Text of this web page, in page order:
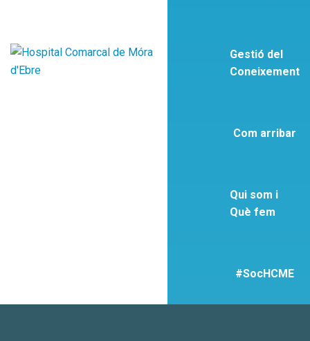
Gestió del
Coneixement
Com arribar
Qui som i
Què fem
#SocHCME